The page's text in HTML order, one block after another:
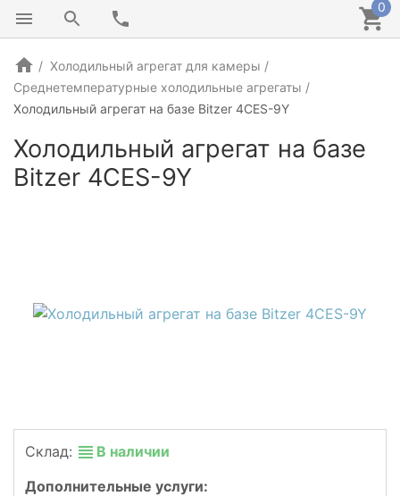
0
Холодильный агрегат для камеры
Среднетемпературные холодильные агрегаты
Холодильный агрегат на базе Bitzer 4СES-9Y
Холодильный агрегат на базе
Bitzer 4СES-9Y
Склад:
В наличии
Дополнительные услуги: